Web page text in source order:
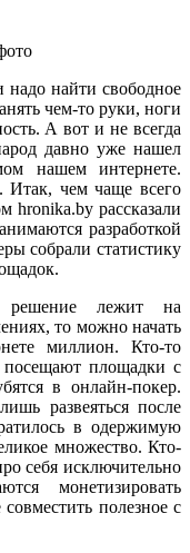
надо найти свободное
чем-то руки, ноги
А вот и не всегда
давно уже нашел
нашем интернете.
Итак, чем чаще всего
hronika.by рассказали
разработкой
собрали статистику
решение лежит на
то можно начать
миллион. Кто-то
посещают площадки с
в онлайн-покер.
развеяться после
в одержимую
множество. Кто-
себя исключительно
монетизировать
полезное с